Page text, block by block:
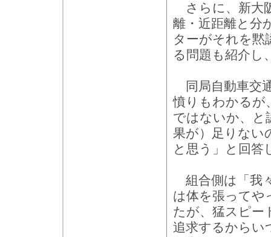
さらに、新大
離・近距離と分
ターがそれを黙
る問題も紹介し
同局自動車交
憤りもわかるが
ではないか、と
果が）足りない
と思う」と回答
組合側は「我
は体を張ってや
たが、猛スピー
追求するからい